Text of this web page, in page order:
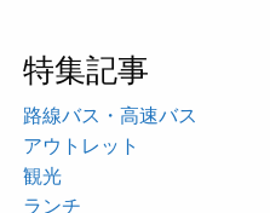
特集記事
路線バス・高速バス
アウトレット
観光
ランチ